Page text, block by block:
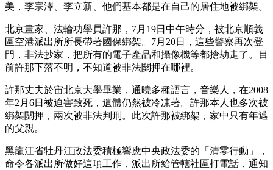
美，李宗澤、李立新、他們基本都是在自己的居住地被綁架。
北京畫家、法輪功學員許那，7月19日中午時分，被北京順義
區空港派出所所長帶著國保綁架。7月20日，這些警察再次登
門，非法抄家，把所有的電子產品和攝像機等都搶劫走了。目
前許那下落不明，不知道被非法關押在哪裡。
許那丈夫於宙北京大學畢業，通曉多種語言，音樂人，在2008
年2月6日被迫害致死，遺體仍然被冷凍著。許那本人也多次被
綁架關押，兩次被非法判刑。此次許那被綁架，家中只有年邁
的父親。
黑龍江省牡丹江政法委積極響應中央政法委的「清零行動」，
命令各派出所做好這項工作，派出所給管轄社區打電話，通知